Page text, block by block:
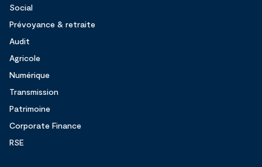
Social
Prévoyance & retraite
Audit
Agricole
Numérique
Transmission
Patrimoine
Corporate Finance
RSE